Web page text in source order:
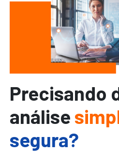
Precisando
análise
segura?